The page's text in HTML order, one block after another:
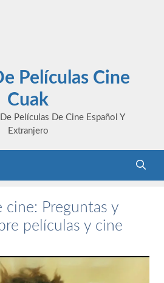
Películas Cine
Cuak
Películas De Cine Español Y
Extranjero
Preguntas y
películas y cine